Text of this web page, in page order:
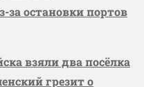
остановки портов
взяли два посёлка
грезит о